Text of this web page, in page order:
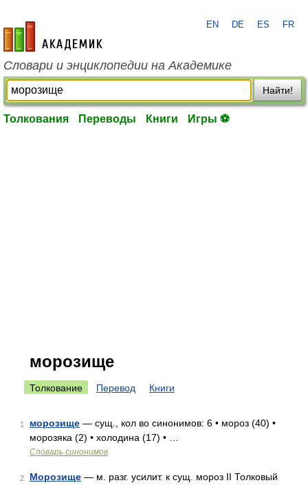
academic.ru
EN DE ES FR
Словари и энциклопедии на Академике
Найти!
Толкования Переводы Книги Игры ⚽
морозище
Толкование Перевод Книги
1 морозище — сущ., кол во синонимов: 6 • мороз (40) •
морозяка (2) • холодина (17) • …
Словарь синонимов
2 Морозище — м. разг. усилит. к сущ. мороз II Толковый